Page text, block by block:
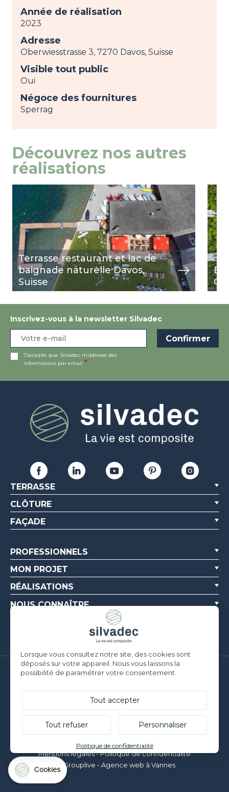
Année de réalisation
2023
Adresse
Oberwiesstrasse 3, 7270 Davos, Suisse
Visible tout public
Oui
Négoce des fournitures
Sperrag
Découvrez nos autres
réalisations
Terrasse restaurant et lac de
baignade naturelle Davos,
Suisse
Image
view
En
view
Inscrivez-vous à la newsletter Silvadec
J’accepte que Silvadec m’adresse des
informations par email
TERRASSE
CLÔTURE
FAÇADE
PROFESSIONNELS
MON PROJET
RÉALISATIONS
NOUS CONNAÎTRE
Silvadec France
F-56190 ARZAL |T. +33 (0)2 97 450 900
Silvadec Deutschland
Ludwig-Erhard-Straße 3
© Silvadec - Tous droits réservés - Photos non contractuelles
Mentions légales-Politique de confidentialité
Grouplive - Agence web à Vannes
Lorsque vous consultez notre site, des cookies sont
déposés sur votre appareil. Nous vous laissons la
possibilité de paramétrer votre consentement.
Tout accepter
Tout refuser Personnaliser
Politique de confidentialité